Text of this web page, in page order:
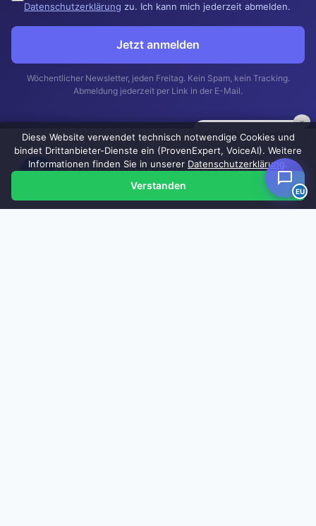
Datenschutzerklärung zu. Ich kann mich jederzeit abmelden.
Jetzt anmelden
Wöchentlicher Newsletter, jeden Freitag. Kein Spam, kein Tracking.
Abmeldung jederzeit per Link in der E-Mail.
© 2026 Manthey EDV Beratung —Impressum|
Datenschutzerklärung
Diese Website verwendet technisch notwendige Cookies und
bindet Drittanbieter-Dienste ein (ProvenExpert, VoiceAI). Weitere
Informationen finden Sie in unserer Datenschutzerklärung
Verstanden EU
×
Kann ich Ihnen helfen?